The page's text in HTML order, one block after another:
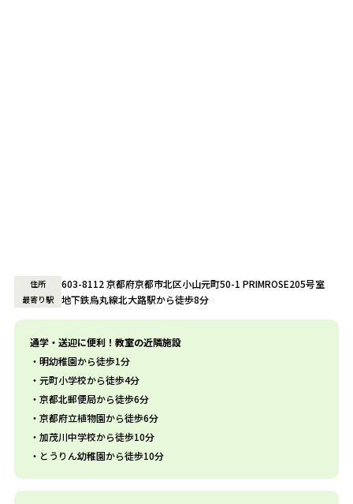
住所 603-8112 京都府京都市北区小山元町50-1 PRIMROSE205号室
最寄り駅 地下鉄烏丸線北大路駅から徒歩8分
通学・送迎に便利！教室の近隣施設
明幼稚園から徒歩1分
元町小学校から徒歩4分
京都北郵便局から徒歩6分
京都府立植物園から徒歩6分
加茂川中学校から徒歩10分
とうりん幼稚園から徒歩10分